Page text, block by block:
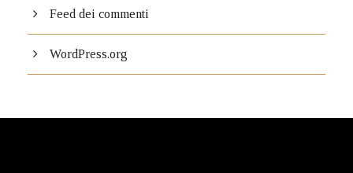
Feed dei commenti
WordPress.org